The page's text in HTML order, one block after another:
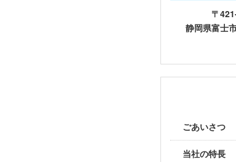
〒
静岡県富士
ごあいさつ
当社の特長